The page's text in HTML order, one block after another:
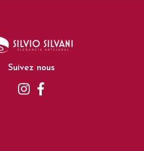
Suivez nous